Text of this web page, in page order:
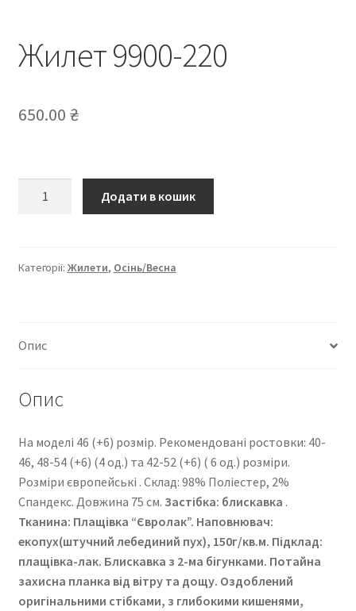
Жилет 9900-220
650.00 ₴
Додати в кошик
Категорії: Жилети, Осінь/Весна
Опис
Опис
На моделі 46 (+6) розмір. Рекомендовані ростовки: 40-
46, 48-54 (+6) (4 од.) та 42-52 (+6) ( 6 од.) розміри.
Розміри європейські . Cклад: 98% Поліестер, 2%
Спандекс. Довжина 75 см. Застібка: блискавка .
Тканина: Плащівка “Євролак”. Наповнювач:
екопух(штучний лебединий пух), 150г/кв.м. Підклад:
плащівка-лак. Блискавка з 2-ма бігунками. Потайна
захисна планка від вітру та дощу. Оздоблений
оригінальними стібками, з глибокими кишенями,